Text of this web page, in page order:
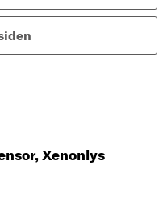
Xenonlys